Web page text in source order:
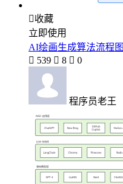
收藏
立即使用
AI绘画生成算法流程图
 539  8  0
程序员老王